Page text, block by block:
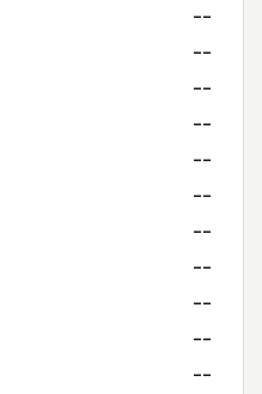
--
--
--
--
--
--
--
--
--
--
--